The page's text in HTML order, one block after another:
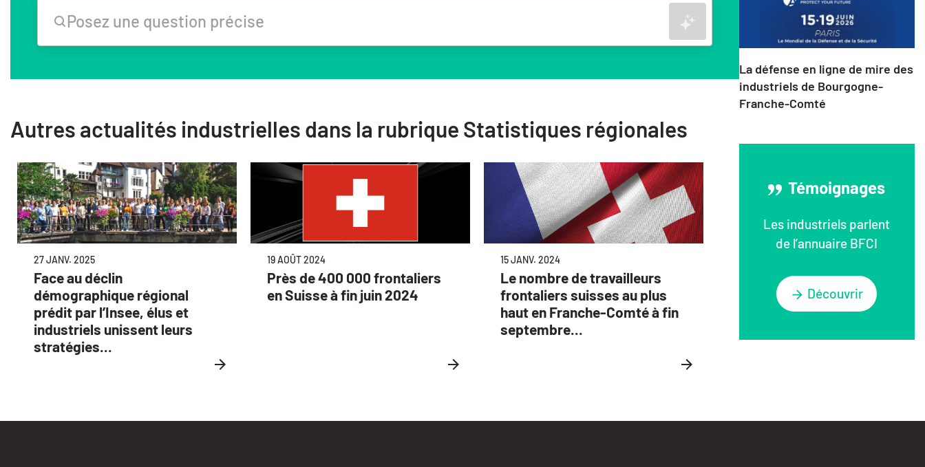
Posez une question précise
Rechercher
Autres actualités industrielles dans la rubrique Statistiques régionales
27 JANV. 2025
Face au déclin
démographique régional
prédit par l’Insee, élus et
industriels unissent leurs
stratégies...
19 AOÛT 2024
Près de 400 000 frontaliers
en Suisse à fin juin 2024
15 JANV. 2024
Le nombre de travailleurs
frontaliers suisses au plus
haut en Franche-Comté à fin
septembre...
La défense en ligne de mire des
industriels de Bourgogne-
Franche-Comté
Témoignages
Les industriels parlent
de l’annuaire BFCI
Découvrir